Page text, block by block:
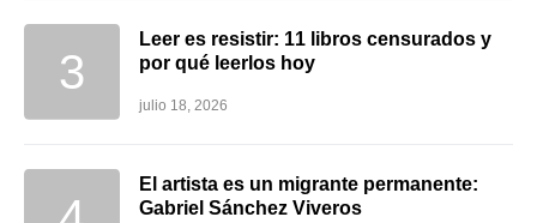
Leer es resistir: 11 libros censurados y
por qué leerlos hoy
julio 18, 2026
El artista es un migrante permanente:
Gabriel Sánchez Viveros